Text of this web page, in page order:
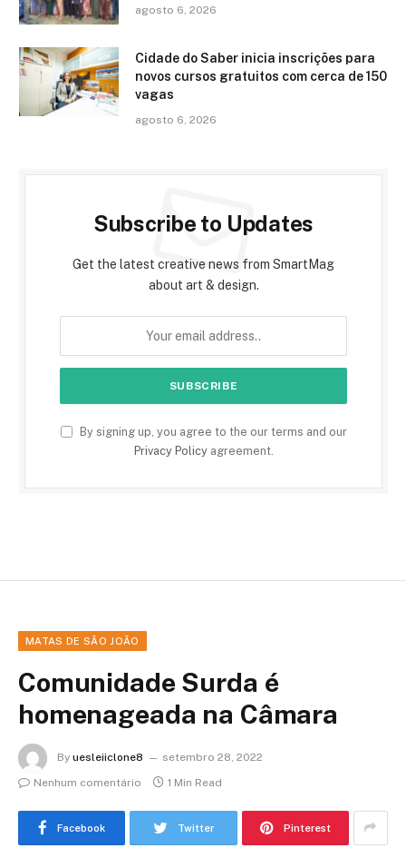
agosto 6, 2026
Cidade do Saber inicia inscrições para
novos cursos gratuitos com cerca de 150
vagas
agosto 6, 2026
Subscribe to Updates
Get the latest creative news from SmartMag
about art & design.
By signing up, you agree to the our terms and our
Privacy Policyagreement.
MATAS DE SÃO JOÃO
Comunidade Surda é
homenageada na Câmara
By uesleiiclone8
setembro 28, 2022
Nenhum comentário
1 Min Read
Facebook Twitter Pinterest